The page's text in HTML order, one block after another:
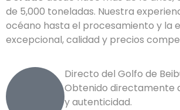
de 5,000 toneladas. Nuestra
océano hasta el procesamiento y la
excepcional, calidad y precios
Directo del Golfo de
Obtenido directamente
y autenticidad.